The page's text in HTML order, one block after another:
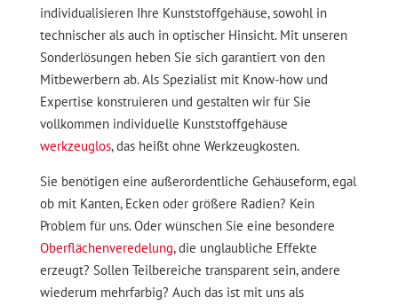
individualisieren Ihre Kunststoffgehäuse, sowohl in
technischer als auch in optischer Hinsicht. Mit unseren
Sonderlösungen heben Sie sich garantiert von den
Mitbewerbern ab. Als Spezialist mit Know-how und
Expertise konstruieren und gestalten wir für Sie
vollkommen individuelle Kunststoffgehäuse
werkzeuglos, das heißt ohne Werkzeugkosten.
Sie benötigen eine außerordentliche Gehäuseform, egal
ob mit Kanten, Ecken oder größere Radien? Kein
Problem für uns. Oder wünschen Sie eine besondere
Oberflächenveredelung, die unglaubliche Effekte
erzeugt? Sollen Teilbereiche transparent sein, andere
wiederum mehrfarbig? Auch das ist mit uns als